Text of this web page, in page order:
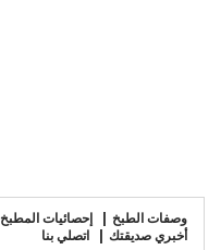
وصفات الطبخ إحصائيات المطبخ
أخبري صديقتك
اتصلي بنا